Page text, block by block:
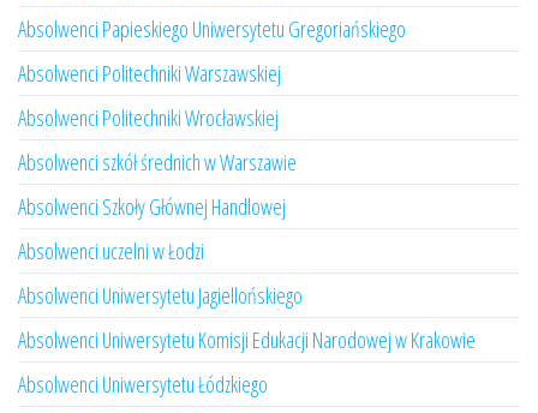
Absolwenci Papieskiego Uniwersytetu Gregoriańskiego
Absolwenci Politechniki Warszawskiej
Absolwenci Politechniki Wrocławskiej
Absolwenci szkół średnich w Warszawie
Absolwenci Szkoły Głównej Handlowej
Absolwenci uczelni w Łodzi
Absolwenci Uniwersytetu Jagiellońskiego
Absolwenci Uniwersytetu Komisji Edukacji Narodowej w Krakowie
Absolwenci Uniwersytetu Łódzkiego